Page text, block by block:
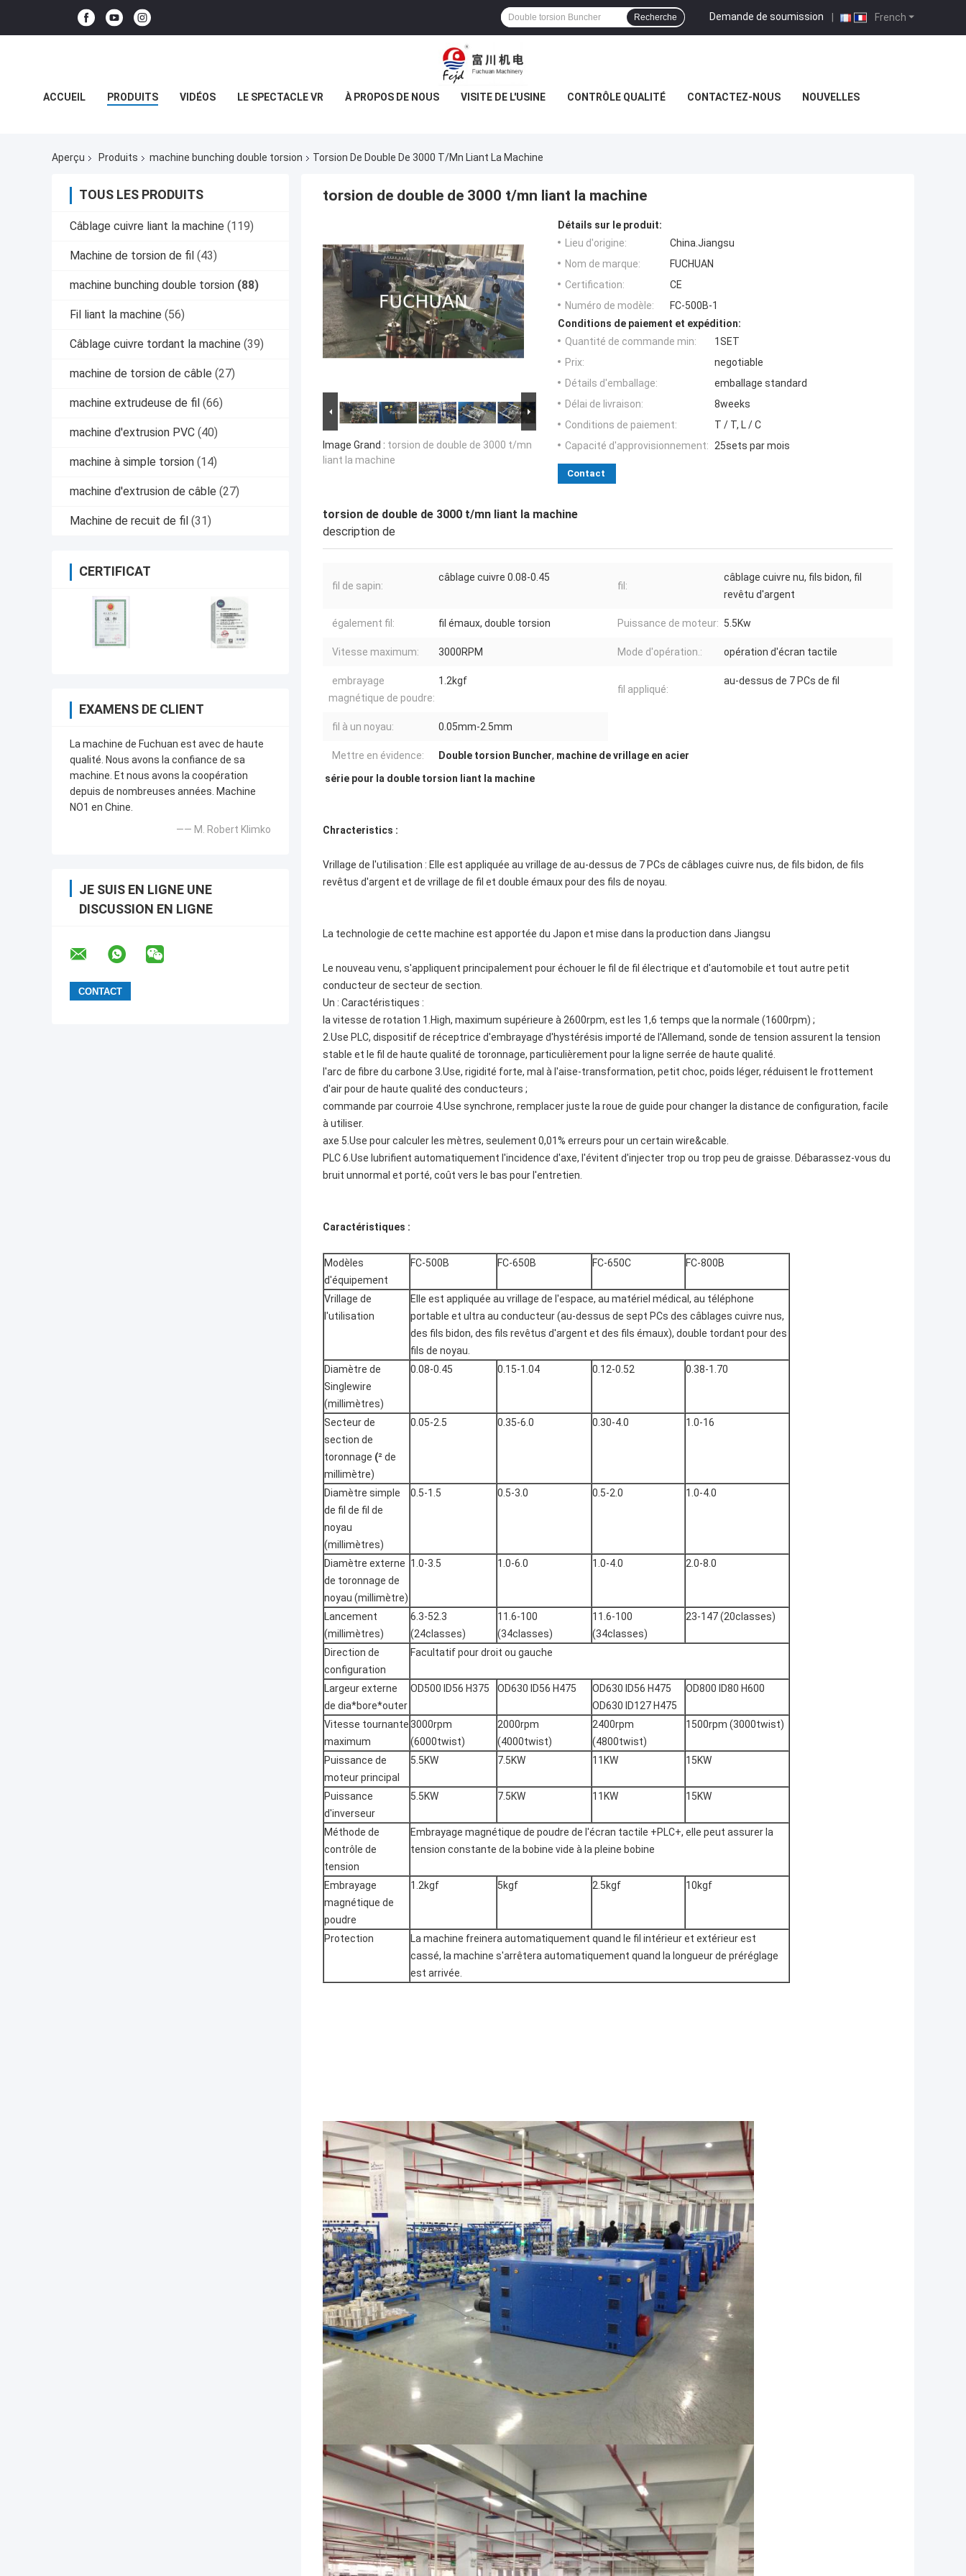
French
Demande de soumission |
Recherche
ACCUEIL PRODUITS VIDÉOS LE SPECTACLE VR À PROPOS DE NOUS VISITE DE L'USINE CONTRÔLE QUALITÉ CONTACTEZ-NOUS NOUVELLES
Aperçu Produits machine bunching double torsion Torsion De Double De 3000 T/mn Liant La Machine
TOUS LES PRODUITS
Câblage cuivre liant la machine (119)
Machine de torsion de fil (43)
machine bunching double torsion (88)
Fil liant la machine (56)
Câblage cuivre tordant la machine (39)
machine de torsion de câble (27)
machine extrudeuse de fil (66)
machine d'extrusion PVC (40)
machine à simple torsion (14)
machine d'extrusion de câble (27)
Machine de recuit de fil (31)
CERTIFICAT
EXAMENS DE CLIENT
La machine de Fuchuan est avec de haute
qualité. Nous avons la confiance de sa
machine. Et nous avons la coopération
depuis de nombreuses années. Machine
NO1 en Chine.
—— M. Robert Klimko
JE SUIS EN LIGNE UNE
DISCUSSION EN LIGNE
torsion de double de 3000 t/mn liant la machine
Image Grand : torsion de double de 3000 t/mn
liant la machine
Détails sur le produit:
Lieu d'origine:
China.Jiangsu
Nom de marque:
FUCHUAN
Certification:
CE
Numéro de modèle:
FC-500B-1
Conditions de paiement et expédition:
Quantité de commande min:
1SET
Prix:
negotiable
Détails d'emballage:
emballage standard
Délai de livraison:
8weeks
Conditions de paiement:
T / T, L / C
Capacité d'approvisionnement: 25sets par mois
Contact
torsion de double de 3000 t/mn liant la machine
description de
fil de sapin:
câblage cuivre 0.08-0.45
fil:
câblage cuivre nu, fils bidon, fil
revêtu d'argent
également fil: fil émaux, double torsion Puissance de moteur: 5.5Kw
Vitesse maximum: 3000RPM Mode d'opération.: opération d'écran tactile
embrayage
magnétique de poudre:
1.2kgf
fil appliqué:
au-dessus de 7 PCs de fil
fil à un noyau: 0.05mm-2.5mm
Mettre en évidence: Double torsion Buncher, machine de vrillage en acier
série pour la double torsion liant la machine
Chracteristics :
Vrillage de l'utilisation : Elle est appliquée au vrillage de au-dessus de 7 PCs de câblages cuivre nus, de fils bidon, de fils
revêtus d'argent et de vrillage de fil et double émaux pour des fils de noyau.
La technologie de cette machine est apportée du Japon et mise dans la production dans Jiangsu
Le nouveau venu, s'appliquent principalement pour échouer le fil de fil électrique et d'automobile et tout autre petit
conducteur de secteur de section.
Un : Caractéristiques :
la vitesse de rotation 1.High, maximum supérieure à 2600rpm, est les 1,6 temps que la normale (1600rpm) ;
2.Use PLC, dispositif de réceptrice d'embrayage d'hystérésis importé de l'Allemand, sonde de tension assurent la tension
stable et le fil de haute qualité de toronnage, particulièrement pour la ligne serrée de haute qualité.
l'arc de fibre du carbone 3.Use, rigidité forte, mal à l'aise-transformation, petit choc, poids léger, réduisent le frottement
d'air pour de haute qualité des conducteurs ;
commande par courroie 4.Use synchrone, remplacer juste la roue de guide pour changer la distance de configuration, facile
à utiliser.
axe 5.Use pour calculer les mètres, seulement 0,01% erreurs pour un certain wire&cable.
PLC 6.Use lubrifient automatiquement l'incidence d'axe, l'évitent d'injecter trop ou trop peu de graisse. Débarassez-vous du
bruit unnormal et porté, coût vers le bas pour l'entretien.
Caractéristiques :
Modèles
d'équipement
FC-500B FC-650B FC-650C FC-800B
Vrillage de
l'utilisation
Elle est appliquée au vrillage de l'espace, au matériel médical, au téléphone
portable et ultra au conducteur (au-dessus de sept PCs des câblages cuivre nus,
des fils bidon, des fils revêtus d'argent et des fils émaux), double tordant pour des
fils de noyau.
Diamètre de
Singlewire
(millimètres)
0.08-0.45 0.15-1.04 0.12-0.52 0.38-1.70
Secteur de
section de
toronnage (² de
millimètre)
0.05-2.5 0.35-6.0 0.30-4.0 1.0-16
Diamètre simple
de fil de fil de
noyau
(millimètres)
0.5-1.5 0.5-3.0 0.5-2.0 1.0-4.0
Diamètre externe
de toronnage de
noyau (millimètre)
1.0-3.5 1.0-6.0 1.0-4.0 2.0-8.0
Lancement
(millimètres)
6.3-52.3
(24classes)
11.6-100
(34classes)
11.6-100
(34classes)
23-147 (20classes)
Direction de
configuration
Facultatif pour droit ou gauche
Largeur externe
de dia*bore*outer
OD500 ID56 H375 OD630 ID56 H475
OD630 ID56 H475
OD630 ID127 H475
OD800 ID80 H600
Vitesse tournante
maximum
3000rpm
(6000twist)
2000rpm
(4000twist)
2400rpm
(4800twist)
1500rpm (3000twist)
Puissance de
moteur principal
5.5KW 7.5KW 11KW 15KW
Puissance
d'inverseur
5.5KW 7.5KW 11KW 15KW
Méthode de
contrôle de
tension
Embrayage magnétique de poudre de l'écran tactile +PLC+, elle peut assurer la
tension constante de la bobine vide à la pleine bobine
Embrayage
magnétique de
poudre
1.2kgf 5kgf 2.5kgf 10kgf
Protection
La machine freinera automatiquement quand le fil intérieur et extérieur est
cassé, la machine s'arrêtera automatiquement quand la longueur de préréglage
est arrivée.